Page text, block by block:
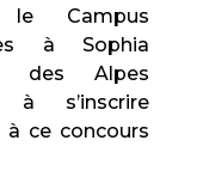
Campus
à Sophia
des Alpes
s’inscrire
ce concours